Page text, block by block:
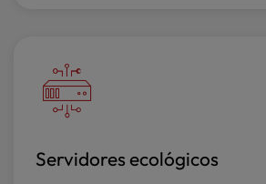
Servidores ecológicos